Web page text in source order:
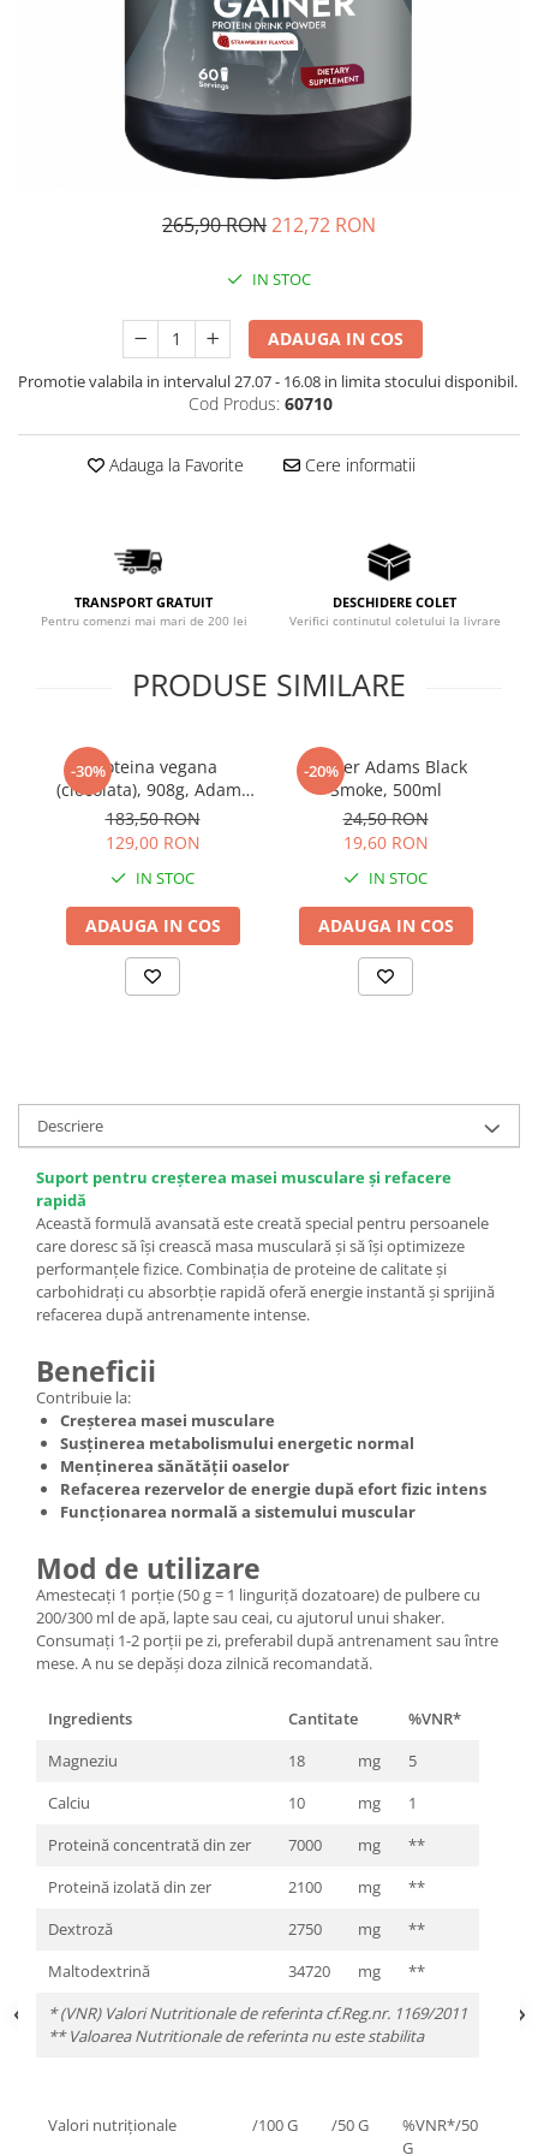
Genti de sport
Probleme articulare
Sistemul circulator
Sistemul muscular
Tiroida
Tulburari hormonale
265,90 RON212,72 RON
IN STOC
ADAUGA IN COS
Promotie valabila in intervalul 27.07 - 16.08 in limita stocului disponibil.
Cod Produs: 60710
Adauga la Favorite Cere informatii
TRANSPORT GRATUIT
Pentru comenzi mai mari de 200 lei
DESCHIDERE COLET
Verifici continutul coletului la livrare
PRODUSE SIMILARE
-30%Proteina vegana
(ciocolata), 908g, Adams
Supplements
183,50 RON
129,00 RON
IN STOC
ADAUGA IN COS
-20%
Shaker Adams Black
Smoke, 500ml
24,50 RON
19,60 RON
IN STOC
ADAUGA IN COS
Descriere
Suport pentru creșterea masei musculare și refacere
rapidă
Această formulă avansată este creată special pentru persoanele
care doresc să își crească masa musculară și să își optimizeze
performanțele fizice. Combinația de proteine de calitate și
carbohidrați cu absorbție rapidă oferă energie instantă și sprijină
refacerea după antrenamente intense.
Beneficii
Contribuie la:
Creșterea masei musculare
Susținerea metabolismului energetic normal
Menținerea sănătății oaselor
Refacerea rezervelor de energie după efort fizic intens
Funcționarea normală a sistemului muscular
Mod de utilizare
Amestecați 1 porție (50 g = 1 linguriță dozatoare) de pulbere cu
200/300 ml de apă, lapte sau ceai, cu ajutorul unui shaker.
Consumați 1-2 porții pe zi, preferabil după antrenament sau între
mese. A nu se depăși doza zilnică recomandată.
Ingredients Cantitate
%VNR*
Magneziu
18 mg
5
Calciu
10 mg
1
Proteină concentrată din zer
7000 mg
**
Proteină izolată din zer
2100 mg
**
Dextroză
2750 mg
**
Maltodextrină
34720 mg
**
* (VNR) Valori Nutritionale de referinta cf.Reg.nr. 1169/2011
** Valoarea Nutritionale de referinta nu este stabilita
Valori nutriționale /100 G /50 G
%VNR*/50
G